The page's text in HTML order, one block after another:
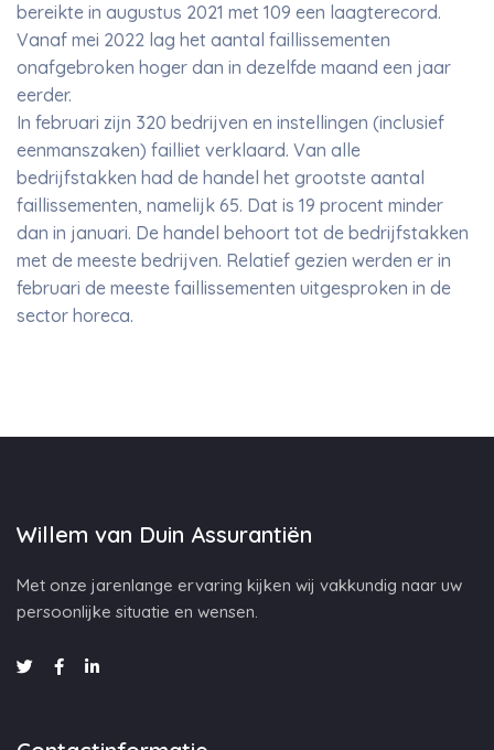
bereikte in augustus 2021 met 109 een laagterecord.
Vanaf mei 2022 lag het aantal faillissementen
onafgebroken hoger dan in dezelfde maand een jaar
eerder.
In februari zijn 320 bedrijven en instellingen (inclusief
eenmanszaken) failliet verklaard. Van alle
bedrijfstakken had de handel het grootste aantal
faillissementen, namelijk 65. Dat is 19 procent minder
dan in januari. De handel behoort tot de bedrijfstakken
met de meeste bedrijven. Relatief gezien werden er in
februari de meeste faillissementen uitgesproken in de
sector horeca.
Willem van Duin Assurantiën
Met onze jarenlange ervaring kijken wij vakkundig naar uw
persoonlijke situatie en wensen.